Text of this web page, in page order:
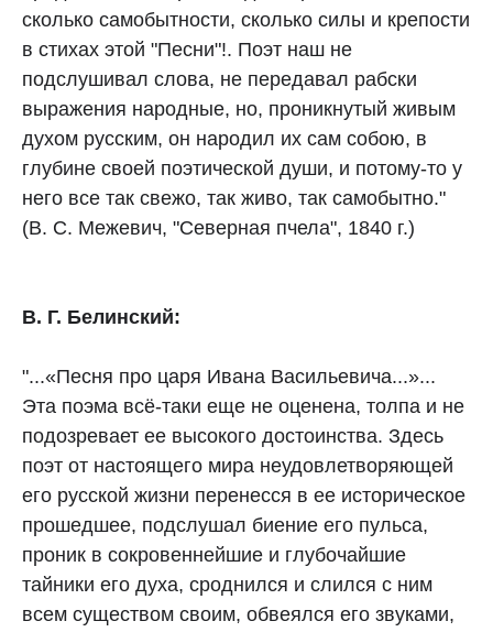
сколько самобытности, сколько силы и крепости
в стихах этой "Песни"!. Поэт наш не
подслушивал слова, не передавал рабски
выражения народные, но, проникнутый живым
духом русским, он народил их сам собою, в
глубине своей поэтической души, и потому-то у
него все так свежо, так живо, так самобытно."
(В. С. Межевич, "Северная пчела", 1840 г.)
В. Г. Белинский:
"...«Песня про царя Ивана Васильевича...»...
Эта поэма всё-таки еще не оценена, толпа и не
подозревает ее высокого достоинства. Здесь
поэт от настоящего мира неудовлетворяющей
его русской жизни перенесся в ее историческое
прошедшее, подслушал биение его пульса,
проник в сокровеннейшие и глубочайшие
тайники его духа, сроднился и слился с ним
всем существом своим, обвеялся его звуками,